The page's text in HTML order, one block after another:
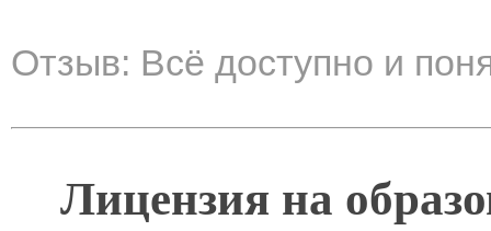
Отзыв: Всё доступно и
Лицензия на